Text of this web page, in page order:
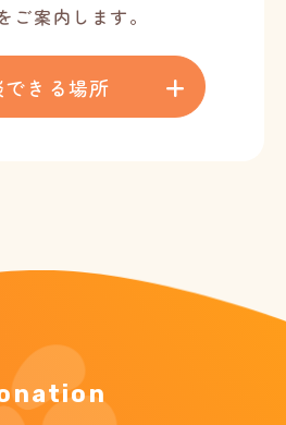
ご案内します。
きる場所